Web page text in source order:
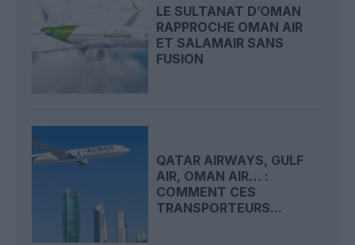
LE SULTANAT D’OMAN
RAPPROCHE OMAN AIR
ET SALAMAIR SANS
FUSION
QATAR AIRWAYS, GULF
AIR, OMAN AIR… :
COMMENT CES
TRANSPORTEURS...